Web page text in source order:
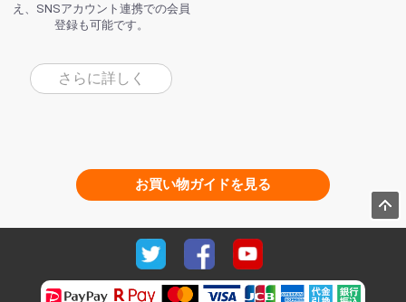
え、SNSアカウント連携での会員
登録も可能です。
さらに詳しく
お買い物ガイドを見る